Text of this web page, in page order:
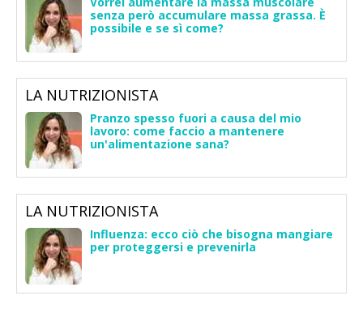
senza però accumulare massa grassa. È
possibile e se sì come?
LA NUTRIZIONISTA
Pranzo spesso fuori a causa del mio
lavoro: come faccio a mantenere
un'alimentazione sana?
LA NUTRIZIONISTA
Influenza: ecco ciò che bisogna mangiare
per proteggersi e prevenirla